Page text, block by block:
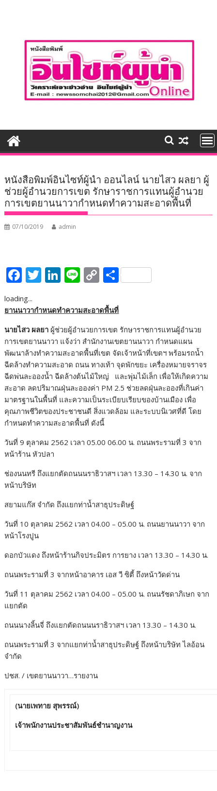
หนังสือพิมพ์อินไซท์ผู้นำ ออนไลน์ นายไสว ผลยา ผู้
ช่วยผู้อำนวยการเขต รักษาราชการแทนผู้อำนวย
การเขตยานนาวากำหนดทำความสะอาดพื้นที่
07/10/2019 admin
F
e
o
o
k
T
itt
er
Li
k
e
dI
n
Li
e
C
p
Li
n
k
S
e
loading...
ยานนาวากำหนดทำความสะอาดพื้นที่
นายไสว ผลยา ผู้ช่วยผู้อำนวยการเขต รักษาราชการแทนผู้อำนวย
การเขตยานนาวา แจ้งว่า สำนักงานเขตยานนาวา กำหนดแผน
พัฒนาล้างทำความสะอาดพื้นที่เขต จัดเจ้าหน้าที่เขตฯ พร้อมรถน้ำ
ฉีดล้างทำความสะอาด ถนน ทางเท้า จุดพักขยะ เครื่องหมายจราจร
ฉีดพ่นละอองน้ำ ฉีดล้างต้นไม้ใหญ่ และพุ่มไม้เล็ก เพื่อให้เกิดความ
สะอาด ลดปริมาณฝุ่นละอองค่า PM 2.5 ช่วยลดฝุ่นละอองที่เกินค่า
มาตรฐานในพื้นที่ และความเป็นระเบียบเรียบของบ้านเมือง เพื่อ
คุณภาพชีวิตของประชาชนดี สิ่งแวดล้อม และระบบนิเวศที่ดี โดย
กำหนดทำความสะอาดพื้นที่ ดังนี้
วันที่ 9 ตุลาคม 2562 เวลา 05.00 06.00 น. ถนนพระรามที่ 3 จาก
หน้าร้าน หัวปลา
ช่องนนทรี ถึงแยกตัดถนนนราธิวาสฯ เวลา 13.30 – 14.30 น. จาก
หน้าบริษัท
สยามแก๊ส จำกัด ถึงแยกท่าน้ำสาธุประดิษฐ์
วันที่ 10 ตุลาคม 2562 เวลา 04.00 – 05.00 น. ถนนยานนาวา จาก
หน้าโรงปูน
ดอกบัวแดง ถึงหน้าร้านกิจประมิตร การยาง เวลา 13.30 – 14.30 น.
ถนนพระรามที่ 3 จากหน้าอาคาร เอส วี ซิตี้ ถึงหน้าวัดด่าน
วันที่ 11 ตุลาคม 2562 เวลา 04.00 – 05.00 น. ถนนรัชดาภิเษก จาก
แยกตัด
ถนนนางลิ้นจี่ ถึงแยกตัดถนนนราธิวาสฯ เวลา 13.30 – 14.30 น.
ถนนพระรามที่ 3 จากแยกท่าน้ำสาธุประดิษฐ์ ถึงหน้าบริษัท ไลอ้อน
จำกัด
ปชส. / เขตยานนาวา…รายงาน
(นายเพทาย สุพรรณ์)
เจ้าพนักงานประชาสัมพันธ์ชำนาญงาน